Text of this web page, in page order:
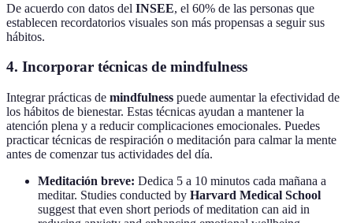
De acuerdo con datos del INSEE, el 60% de las personas que
establecen recordatorios visuales son más propensas a seguir sus
hábitos.
4. Incorporar técnicas de mindfulness
Integrar prácticas de mindfulness puede aumentar la efectividad de
los hábitos de bienestar. Estas técnicas ayudan a mantener la
atención plena y a reducir complicaciones emocionales. Puedes
practicar técnicas de respiración o meditación para calmar la mente
antes de comenzar tus actividades del día.
Meditación breve: Dedica 5 a 10 minutos cada mañana a
meditar. Studies conducted by Harvard Medical School
suggest that even short periods of meditation can aid in